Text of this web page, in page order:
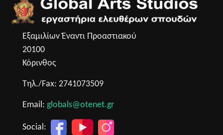
Εξαμιλίων Έναντι Προαστιακού
20100
Κόρινθος
Τηλ./Fax: 2741073509
Email: globals@otenet.gr
Social: